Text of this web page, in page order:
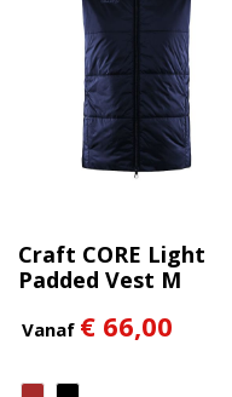
Craft CORE Light
Padded Vest M
Vanaf € 66,00